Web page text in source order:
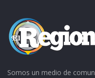
Somos un medio de